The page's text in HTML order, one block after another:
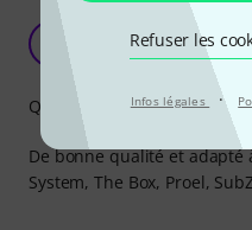
Refuser les
Infos légales ·
Bonne antenne
Nik73
De bonne qualité et adapté
System, The Box, Proel,
Qualité de fabrication